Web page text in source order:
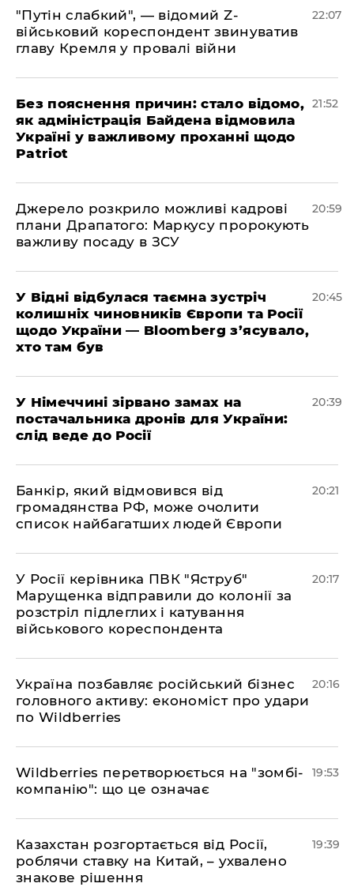
"Путін слабкий", — відомий Z-
військовий кореспондент звинуватив
главу Кремля у провалі війни
22:07
​Без пояснення причин: стало відомо,
як адміністрація Байдена відмовила
Україні у важливому проханні щодо
Patriot
21:52
​Джерело розкрило можливі кадрові
плани Драпатого: Маркусу пророкують
важливу посаду в ЗСУ
20:59
​У Відні відбулася таємна зустріч
колишніх чиновників Європи та Росії
щодо України — Bloomberg з’ясувало,
хто там був
20:45
​У Німеччині зірвано замах на
постачальника дронів для України:
слід веде до Росії
20:39
​Банкір, який відмовився від
громадянства РФ, може очолити
список найбагатших людей Європи
20:21
​У Росії керівника ПВК "Яструб"
Марущенка відправили до колонії за
розстріл підлеглих і катування
військового кореспондента
20:17
​Україна позбавляє російський бізнес
головного активу: економіст про удари
по Wildberries
20:16
​Wildberries перетворюється на "зомбі-
компанію": що це означає
19:53
​Казахстан розгортається від Росії,
роблячи ставку на Китай, – ухвалено
знакове рішення
19:39